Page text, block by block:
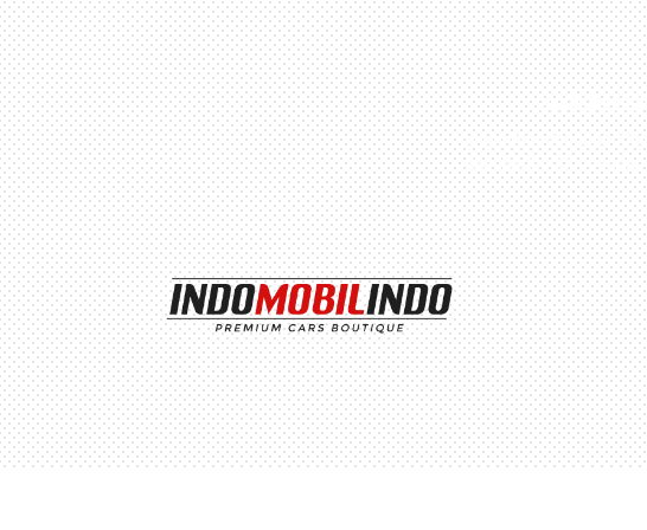
Perumahan Boulevard
Blok h2, No.27, Jakarta